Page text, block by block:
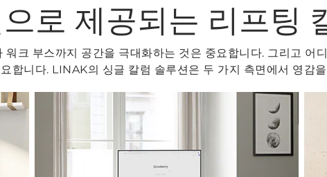
로 제공되는 리프팅
워크 부스까지 공간을 극대화하는 것은 중요합니다. 그리고 어
합니다. LINAK의 싱글 칼럼 솔루션은 두 가지 측면에서 영감